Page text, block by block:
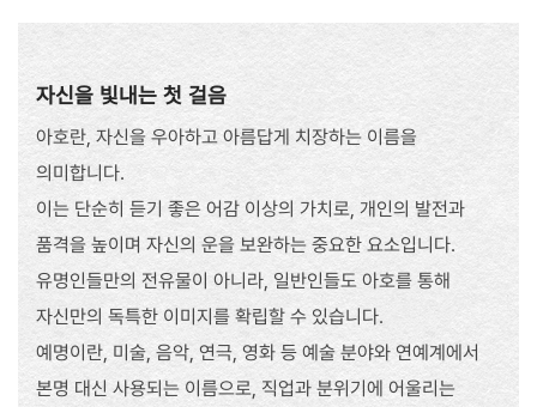
자신을 빛내는 첫 걸음
아호란, 자신을 우아하고 아름답게 치장하는 이름을
의미합니다.
이는 단순히 듣기 좋은 어감 이상의 가치로, 개인의 발전과
품격을 높이며 자신의 운을 보완하는 중요한 요소입니다.
유명인들만의 전유물이 아니라, 일반인들도 아호를 통해
자신만의 독특한 이미지를 확립할 수 있습니다.
예명이란, 미술, 음악, 연극, 영화 등 예술 분야와 연예계에서
본명 대신 사용되는 이름으로, 직업과 분위기에 어울리는